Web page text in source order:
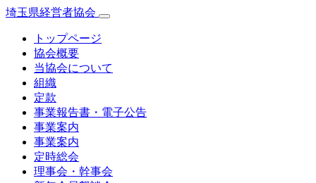
埼玉県経営者協会
トップページ
協会概要
当協会について
組織
定款
事業報告書・電子公告
事業案内
事業案内
定時総会
理事会・幹事会